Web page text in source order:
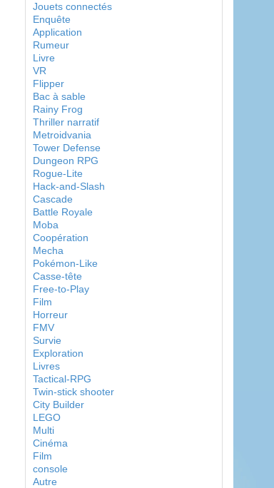
Jouets connectés
Enquête
Application
Rumeur
Livre
VR
Flipper
Bac à sable
Rainy Frog
Thriller narratif
Metroidvania
Tower Defense
Dungeon RPG
Rogue-Lite
Hack-and-Slash
Cascade
Battle Royale
Moba
Coopération
Mecha
Pokémon-Like
Casse-tête
Free-to-Play
Film
Horreur
FMV
Survie
Exploration
Livres
Tactical-RPG
Twin-stick shooter
City Builder
LEGO
Multi
Cinéma
Film
console
Autre